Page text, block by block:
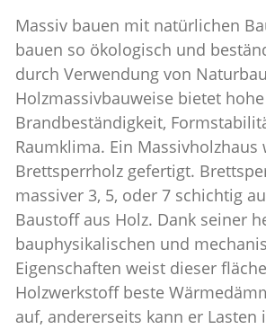
Massiv bauen mit natürlichen
bauen so ökologisch und
durch Verwendung von
Holzmassivbauweise bietet
Brandbeständigkeit,
Raumklima. Ein Massivholzhaus
Brettsperrholz gefertigt.
massiver 3, 5, oder 7 schichtig
Baustoff aus Holz. Dank seiner
bauphysikalischen und
Eigenschaften weist dieser
Holzwerkstoff beste
auf, andererseits kann er Lasten